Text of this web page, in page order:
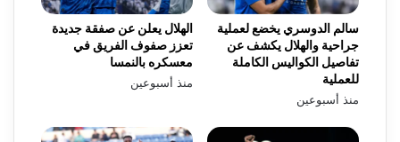
الهلال يعلن عن صفقة جديدة
تعزز صفوف الفريق في
معسكره بالنمسا
منذ أسبوعين
سالم الدوسري يخضع لعملية
جراحية والهلال يكشف عن
تفاصيل الكواليس الكاملة
للعملية
منذ أسبوعين